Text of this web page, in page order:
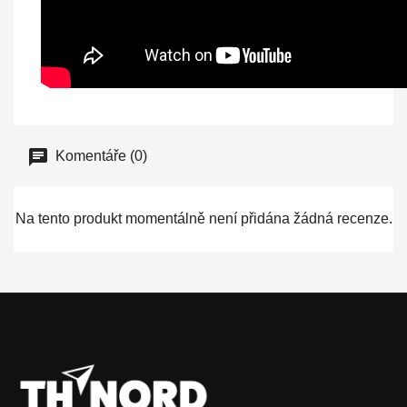
Komentáře (0)
Na tento produkt momentálně není přidána žádná recenze.